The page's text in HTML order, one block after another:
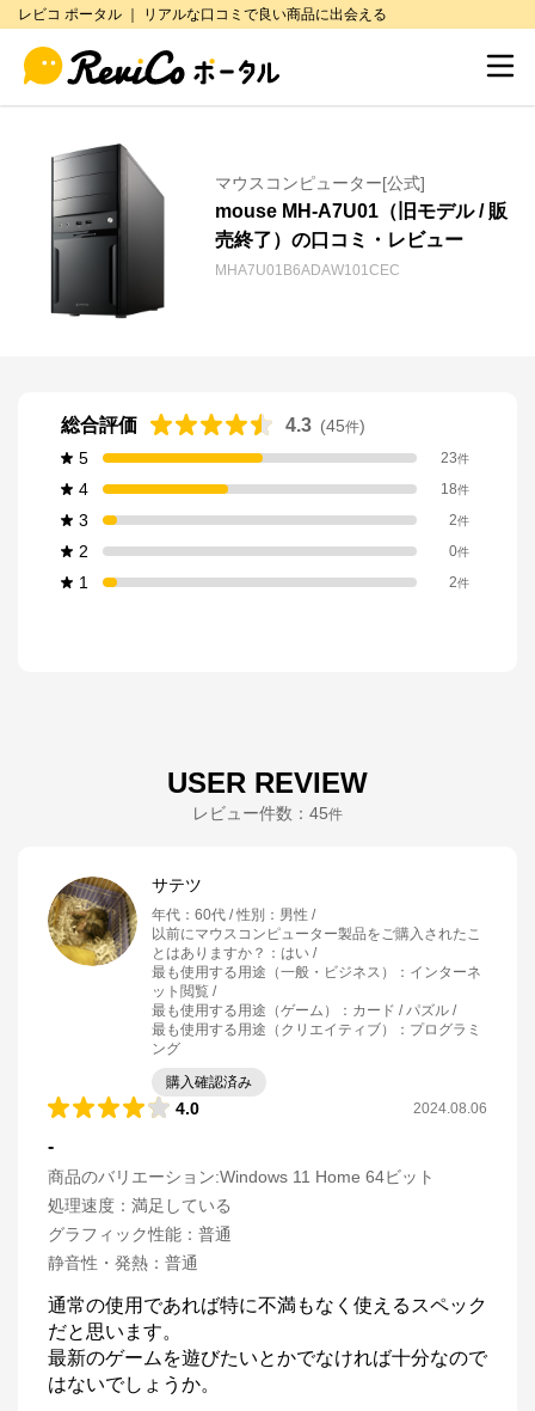
レビコ ポータル ｜ リアルな口コミで良い商品に出会える
マウスコンピューター[公式]
mouse MH-A7U01（旧モデル / 販
売終了）の口コミ・レビュー
MHA7U01B6ADAW101CEC
総合評価 4.3 (45件)
5
23件
4 18件
3 2件
2 0件
1 2件
USER REVIEW
レビュー件数： 45件
サテツ
年代 ： 60代 性別 ： 男性
以前にマウスコンピューター製品をご購入されたこ
とはありますか？ ： はい
最も使用する用途（一般・ビジネス）
： インターネ
ット閲覧
最も使用する用途（ゲーム）
： カード / パズル
最も使用する用途（クリエイティブ）
： プログラミ
ング
購入確認済み
4.0 2024.08.06
-
商品のバリエーション:Windows 11 Home 64ビット
処理速度 ： 満足している
グラフィック性能 ： 普通
静音性・発熱 ： 普通
通常の使用であれば特に不満もなく使えるスペック
だと思います。
最新のゲームを遊びたいとかでなければ十分なので
はないでしょうか。